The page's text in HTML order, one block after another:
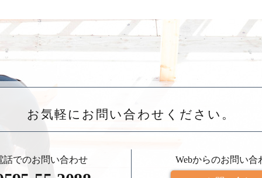
お気軽にお問い合わせください。
話でのお問い合わせ Webからのお問い合